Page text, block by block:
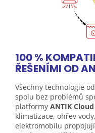
100 %
ŘEŠENÍMI OD
Všechny technologie
spolu bez problémů
platformy ANTIK Cloud
klimatizace, ohřev
elektromobilu